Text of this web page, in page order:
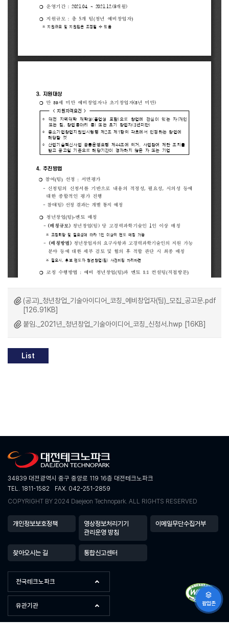
(공고)_청년창업_기술아이디어_코칭_예비창업자(팀)_모집_공고문.pdf
[126.91KB]
붙임._2021년_청년창업_기술아이디어_코칭_신청서.hwp [16KB]
List
34839 대전광역시 중구 중앙로 119 16층 대전테크노파크
TEL. 1811-1582
FAX. 042-251-2859
COPYRIGHT BY 2024 Daejeon Technopark. ALL RIGHTS RESERVED
전국테크노파크
유관기관
개인정보보호정책
영상정보처리기기
관리운영 방침
이메일무단수집거부
찾아오시는 길 통합신고센터
팝업존